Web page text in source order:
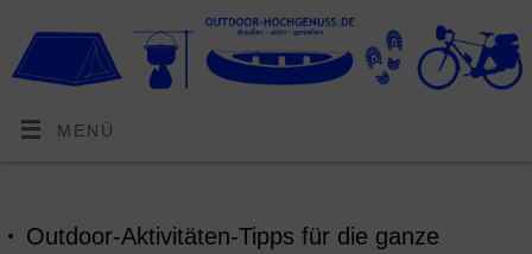
MENÜ
Outdoor-Aktivitäten-Tipps für die ganze